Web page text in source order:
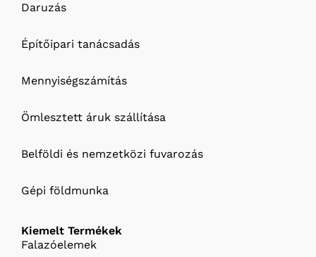
Daruzás
Építőipari tanácsadás
Mennyiségszámítás
Ömlesztett áruk szállítása
Belföldi és nemzetközi fuvarozás
Gépi földmunka
Kiemelt Termékek
Falazóelemek